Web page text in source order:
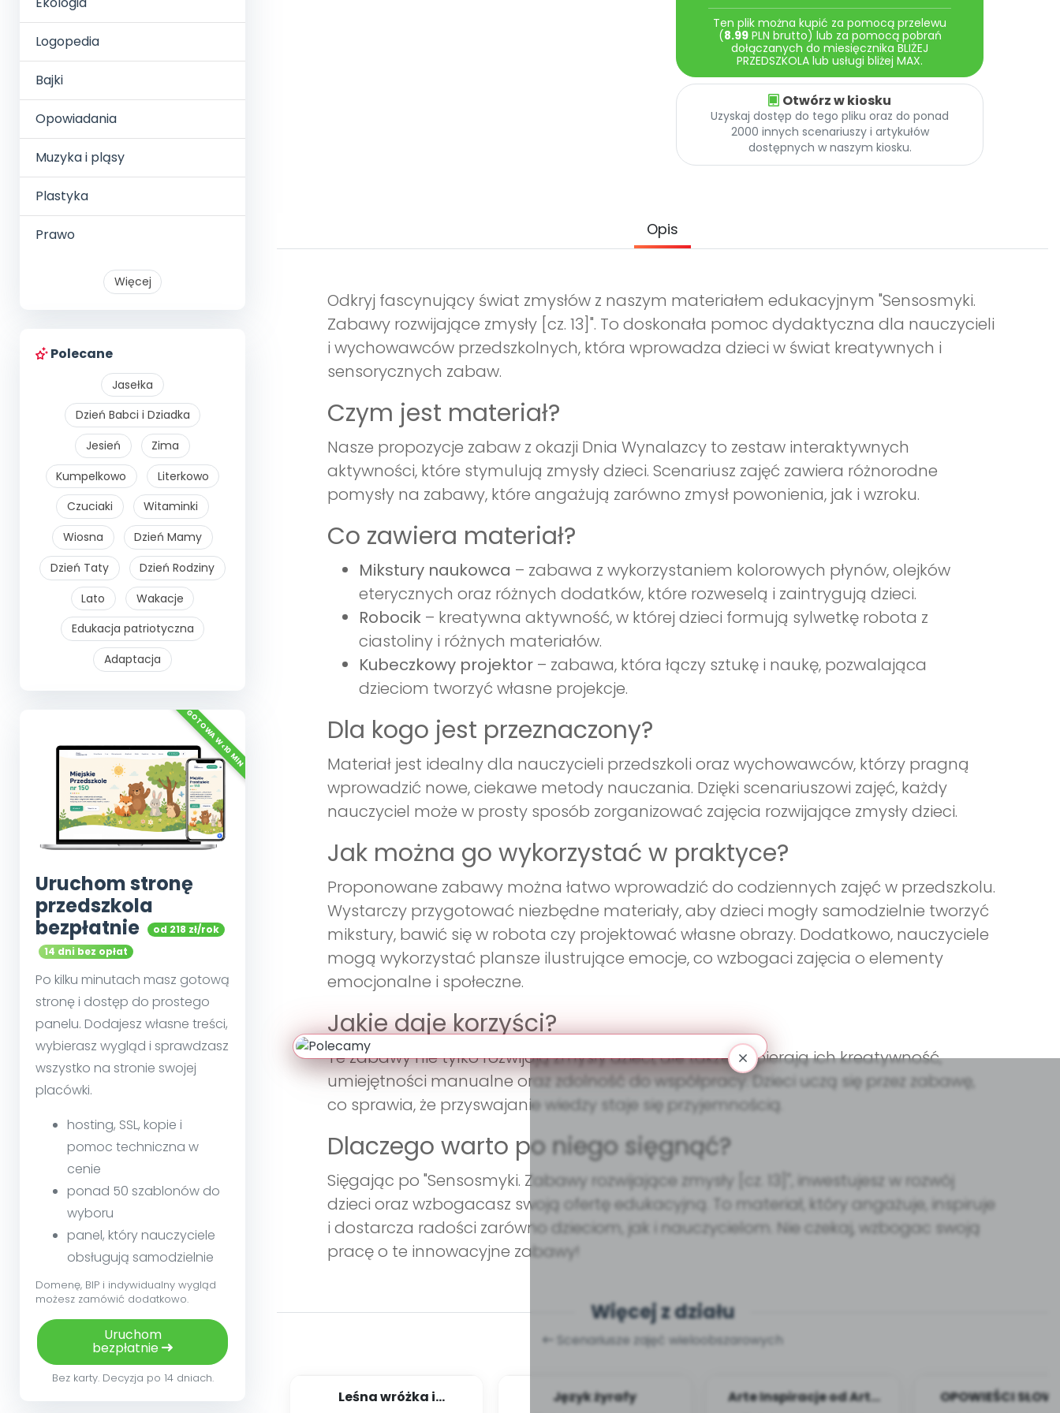
Logopedia
Bajki
Opowiadania
Muzyka i pląsy
Plastyka
Prawo
Więcej
Polecane
Jasełka
Dzień Babci i Dziadka
Jesień
Zima
Kumpelkowo
Literkowo
Czuciaki
Witaminki
Wiosna
Dzień Mamy
Dzień Taty
Dzień Rodziny
Lato
Wakacje
Edukacja patriotyczna
Adaptacja
Uruchom stronę
przedszkola
bezpłatnie
od 218 zł/rok
14 dni bez opłat
Po kilku minutach masz gotową
stronę i dostęp do prostego
panelu. Dodajesz własne treści,
wybierasz wygląd i sprawdzasz
wszystko na stronie swojej
placówki.
hosting, SSL, kopie i
pomoc techniczna w
cenie
ponad 50 szablonów do
wyboru
panel, który nauczyciele
obsługują samodzielnie
Domenę, BIP i indywidualny wygląd
możesz zamówić dodatkowo.
Uruchom
bezpłatnie
Bez karty. Decyzja po 14 dniach.
Ten plik można kupić za pomocą przelewu
(8.99PLN brutto) lub za pomocą pobrań
dołączanych do miesięcznika BLIŻEJ
PRZEDSZKOLA lub usługi bliżej MAX.
Otwórz w kiosku
Uzyskaj dostęp do tego pliku oraz do ponad
2000 innych scenariuszy i artykułów
dostępnych w naszym kiosku.
Opis
Odkryj fascynujący świat zmysłów z naszym materiałem edukacyjnym "Sensosmyki.
Zabawy rozwijające zmysły [cz. 13]". To doskonała pomoc dydaktyczna dla nauczycieli
i wychowawców przedszkolnych, która wprowadza dzieci w świat kreatywnych i
sensorycznych zabaw.
Czym jest materiał?
Nasze propozycje zabaw z okazji Dnia Wynalazcy to zestaw interaktywnych
aktywności, które stymulują zmysły dzieci. Scenariusz zajęć zawiera różnorodne
pomysły na zabawy, które angażują zarówno zmysł powonienia, jak i wzroku.
Co zawiera materiał?
Mikstury naukowca – zabawa z wykorzystaniem kolorowych płynów, olejków
eterycznych oraz różnych dodatków, które rozweselą i zaintrygują dzieci.
Robocik – kreatywna aktywność, w której dzieci formują sylwetkę robota z
ciastoliny i różnych materiałów.
Kubeczkowy projektor – zabawa, która łączy sztukę i naukę, pozwalająca
dzieciom tworzyć własne projekcje.
Dla kogo jest przeznaczony?
Materiał jest idealny dla nauczycieli przedszkoli oraz wychowawców, którzy pragną
wprowadzić nowe, ciekawe metody nauczania. Dzięki scenariuszowi zajęć, każdy
nauczyciel może w prosty sposób zorganizować zajęcia rozwijające zmysły dzieci.
Jak można go wykorzystać w praktyce?
Proponowane zabawy można łatwo wprowadzić do codziennych zajęć w przedszkolu.
Wystarczy przygotować niezbędne materiały, aby dzieci mogły samodzielnie tworzyć
mikstury, bawić się w robota czy projektować własne obrazy. Dodatkowo, nauczyciele
mogą wykorzystać plansze ilustrujące emocje, co wzbogaci zajęcia o elementy
emocjonalne i społeczne.
Jakie daje korzyści?
Te zabawy nie tylko rozwijają zmysły dzieci, ale także wspierają ich kreatywność,
umiejętności manualne oraz zdolność do współpracy. Dzieci uczą się przez zabawę,
co sprawia, że przyswajanie wiedzy staje się przyjemnością.
Dlaczego warto po niego sięgnąć?
Sięgając po "Sensosmyki. Zabawy rozwijające zmysły [cz. 13]", inwestujesz w rozwój
dzieci oraz wzbogacasz swoją ofertę edukacyjną. To materiał, który angażuje, inspiruje
i dostarcza radości zarówno dzieciom, jak i nauczycielom. Nie czekaj, wzbogac swoją
pracę o te innowacyjne zabawy!
Więcej z działu
Scenariusze zajęć wieloobszarowych
Leśna wróżka i
Język żyrafy
Arte Inspiracje od Art-
OPOWIEŚCI